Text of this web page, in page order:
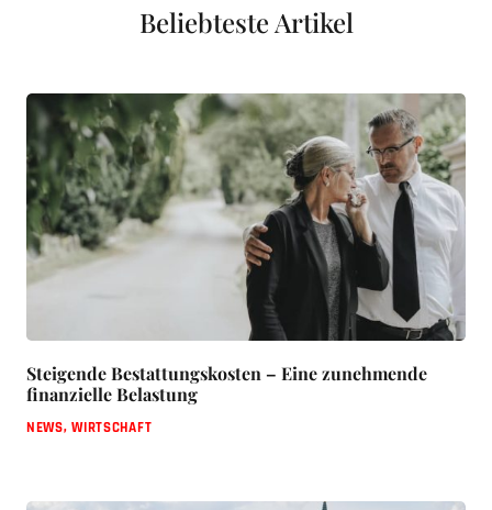
Beliebteste Artikel
Steigende Bestattungskosten – Eine zunehmende
finanzielle Belastung
NEWS,WIRTSCHAFT